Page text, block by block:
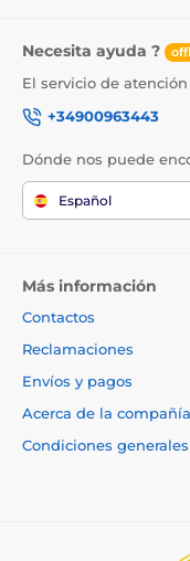
El Reedog
reemplazable y
posiciones. Con la
dirección, o
Necesita ayuda ?
El servicio de
+34900963443
Dónde nos puede
Español
Más información
Contactos
Reclamaciones
Envíos y pagos
Acerca de la compañía
Condiciones generales